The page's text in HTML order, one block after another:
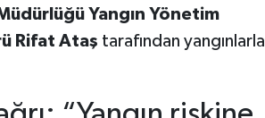
Yangın Yönetim
Rifat Ataş tarafından yangınlarla